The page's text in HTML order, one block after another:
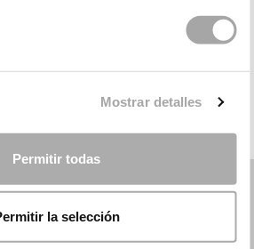
Mostrar detalles
Permitir todas
la selección